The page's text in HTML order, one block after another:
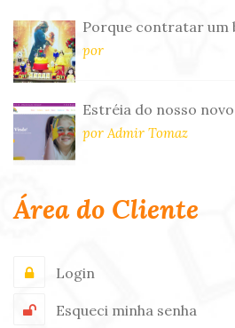
Porque contratar um
por
Estréia do nosso
por Admir Tomaz
Área do Cliente
Login
Esqueci minha senha